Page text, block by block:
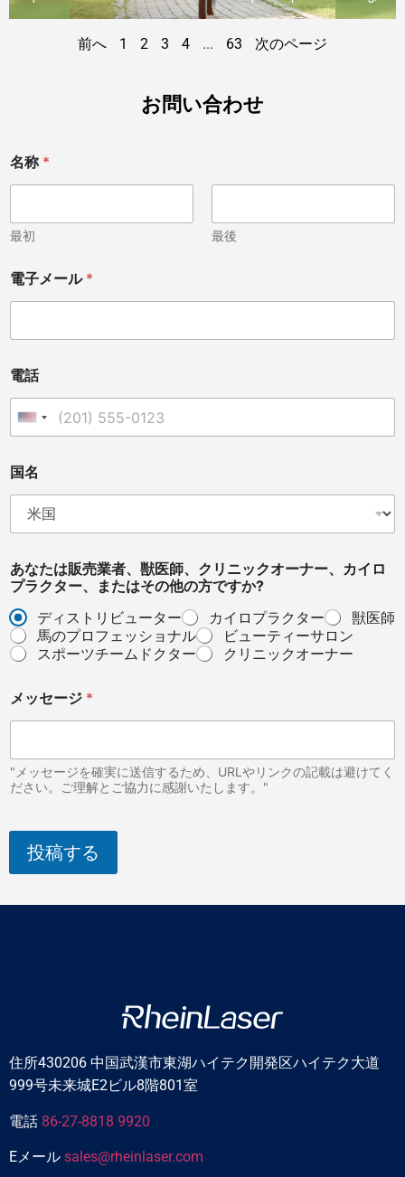
前へ 1 2 3 4 ... 63 次のページ
お問い合わせ
名称 *
最初 最後
e
t
r
n
a
r
a
,
?
(
T
h
i
s
ッ
電子メール *
電話
United States +1
国名
あなたは販売業者、獣医師、クリニックオーナー、カイロ
プラクター、またはその他の方ですか?
ディストリビューター
カイロプラクター
獣医師
馬のプロフェッショナル
ビューティーサロン
スポーツチームドクター
クリニックオーナー
メッセージ *
"メッセージを確実に送信するため、URLやリンクの記載は避けてく
ださい。ご理解とご協力に感謝いたします。"
投稿する
住所430206 中国武漢市東湖ハイテク開発区ハイテク大道
999号未来城E2ビル8階801室
電話 86-27-8818 9920
Eメール sales@rheinlaser.com